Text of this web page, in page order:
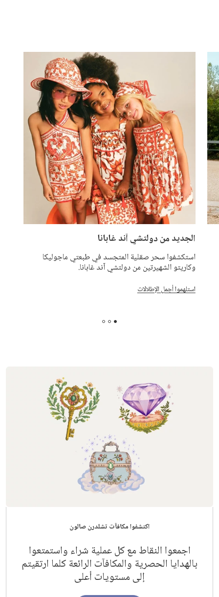
الجديد من دولتشي آند غابانا
استكشفوا سحر صقلية المتجسد في طبعتي ماجوليكا
وكاريتو الشهيرتين من دولتشي آند غابانا.
استلهموا أجمل الإطلالات
اكتشفوا مكافآت تشلدرن صالون
اجمعوا النقاط مع كل عملية شراء واستمتعوا
بالهدايا الحصرية والمكافآت الرائعة كلما ارتقيتم
إلى مستويات أعلى